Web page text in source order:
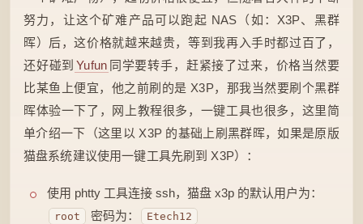
努力，让这个矿难产品可以跑起 NAS（如：X3P、黑群
晖）后，这价格就越来越贵，等到我再入手时都过百了，
还好碰到 Yufun 同学要转手，赶紧接了过来，价格当然要
比某鱼上便宜，他之前刷的是 X3P，那我当然要刷个黑群
晖体验一下了，网上教程很多，一键工具也很多，这里简
单介绍一下（这里以 X3P 的基础上刷黑群晖，如果是原版
猫盘系统建议使用一键工具先刷到 X3P）：
使用 phtty 工具连接 ssh，猫盘 x3p 的默认用户为：
root 密码为： Etech12